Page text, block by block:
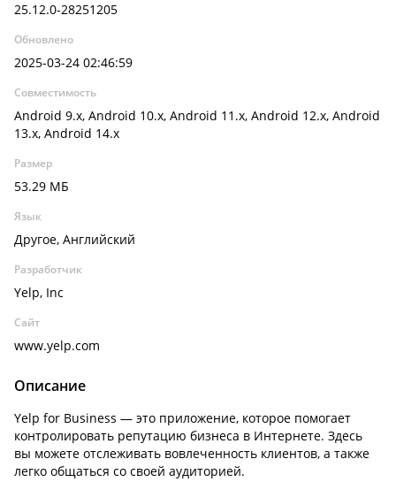
25.12.0-28251205
Обновлено
2025-03-24 02:46:59
Совместимость
Android 9.x, Android 10.x, Android 11.x, Android 12.x, Android
13.x, Android 14.x
Размер
53.29 МБ
Язык
Другое, Английский
Разработчик
Yelp, Inc
Сайт
www.yelp.com
Описание
Yelp for Business — это приложение, которое помогает
контролировать репутацию бизнеса в Интернете. Здесь
вы можете отслеживать вовлеченность клиентов, а также
легко общаться со своей аудиторией.